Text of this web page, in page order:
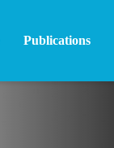
Publications